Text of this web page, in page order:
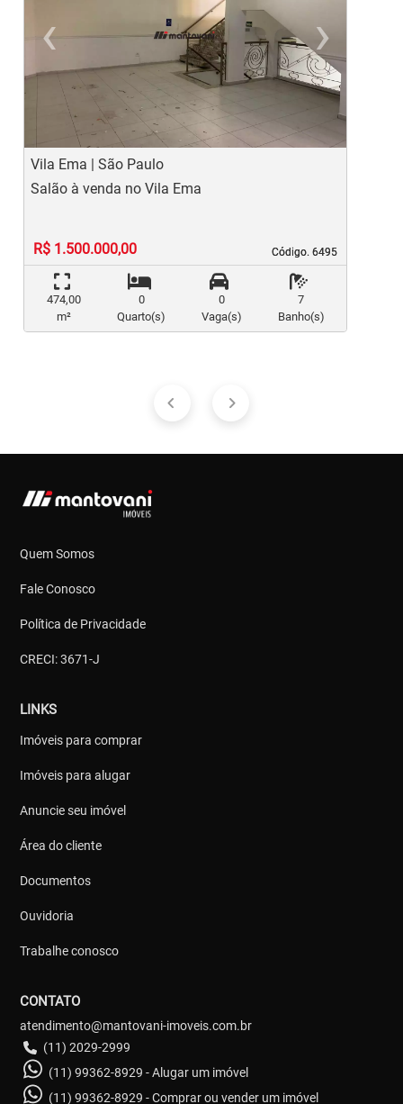
‹
Previous
›
Vila Ema | São Paulo
Código. 6495
Código. 6495
Salão à venda no Vila Ema
R$ 1.500.000,00
474,00
m²
0
Quarto(s)
0
Vaga(s)
7
Banho(s)
Quem Somos
Fale Conosco
Política de Privacidade
CRECI: 3671-J
LINKS
Imóveis para comprar
Imóveis para alugar
Anuncie seu imóvel
Área do cliente
Documentos
Ouvidoria
Trabalhe conosco
CONTATO
atendimento@mantovani-imoveis.com.br
(11) 2029-2999
(11) 99362-8929 - Alugar um imóvel
(11) 99362-8929 - Comprar ou vender um imóvel